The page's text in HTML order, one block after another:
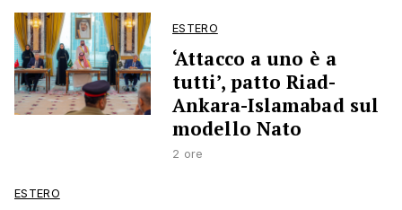
ESTERO
‘Attacco a uno è a
tutti’, patto Riad-
Ankara-Islamabad sul
modello Nato
2 ore
ESTERO